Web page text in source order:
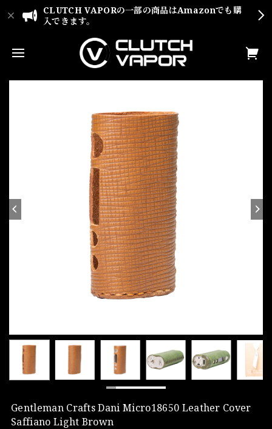
CLUTCH VAPORの一部の商品はAmazonでも購
入できます。
Gentleman Crafts Dani Micro18650 Leather Cover
Saffiano Light Brown